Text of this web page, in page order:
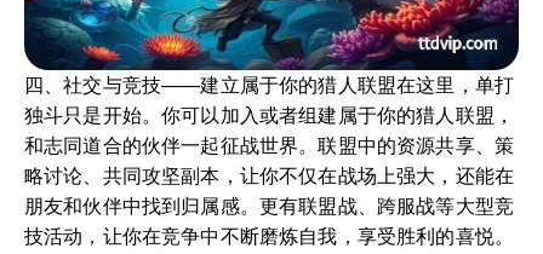
四、社交与竞技——建立属于你的猎人联盟在这里，单打
独斗只是开始。你可以加入或者组建属于你的猎人联盟，
和志同道合的伙伴一起征战世界。联盟中的资源共享、策
略讨论、共同攻坚副本，让你不仅在战场上强大，还能在
朋友和伙伴中找到归属感。更有联盟战、跨服战等大型竞
技活动，让你在竞争中不断磨炼自我，享受胜利的喜悦。